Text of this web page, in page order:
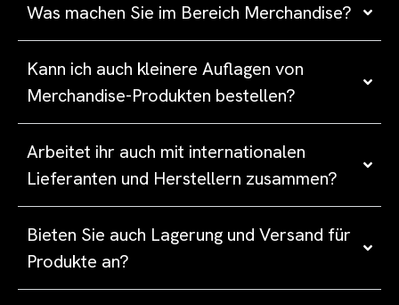
Was machen Sie im Bereich Merchandise?
Kann ich auch kleinere Auflagen von
Merchandise-Produkten bestellen?
Arbeitet ihr auch mit internationalen
Lieferanten und Herstellern zusammen?
Bieten Sie auch Lagerung und Versand für
Produkte an?